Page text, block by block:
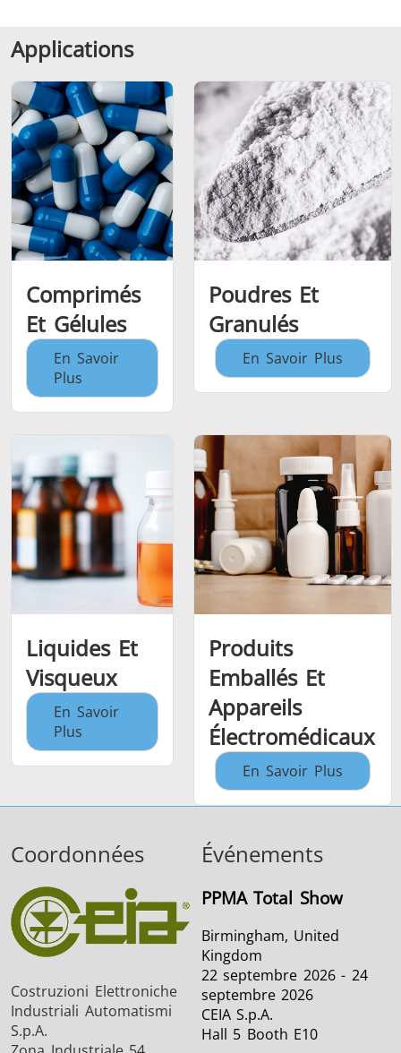
Applications
Comprimés
Et Gélules
En Savoir
Plus
Poudres Et
Granulés
En Savoir Plus
Liquides Et
Visqueux
En Savoir
Plus
Produits
Emballés Et
Appareils
Électromédicaux
En Savoir Plus
Coordonnées
Costruzioni Elettroniche
Industriali Automatismi
S.p.A.
Événements
PPMA Total Show
Birmingham, United
Kingdom
22 septembre 2026 - 24
septembre 2026
CEIA S.p.A.
Hall 5 Booth E10